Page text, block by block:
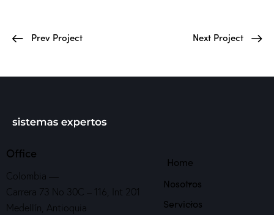
Prev Project Next Project
Office
Colombia —
Carrera 73 No 30C – 116, Int 201
Medellín, Antioquia
Home
Nosotros
Servicios